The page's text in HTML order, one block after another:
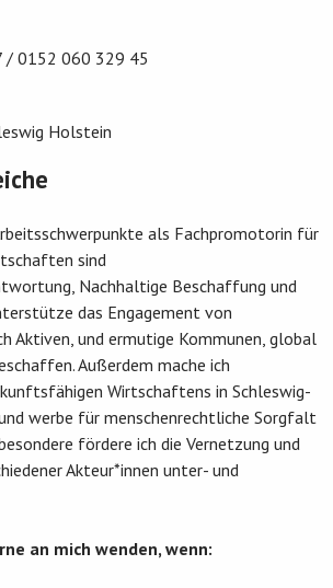
/ 0152 060 329 45
Holstein
als Fachpromotorin für
sind
Nachhaltige Beschaffung und
das Engagement von
Aktiven, und ermutige Kommunen, global
Außerdem mache ich
Wirtschaftens in Schleswig-
werbe für menschenrechtliche Sorgfalt
fördere ich die Vernetzung und
Akteur*innen unter- und
an mich wenden, wenn: